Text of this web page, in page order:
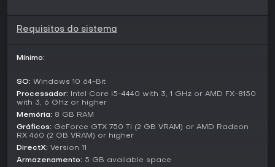
Medieval Crafter: Blacksmith foca em um modo single-player
experiência coesa.
Nesse modo, atividades como quests para heróis e
participação em festivais sazonais oferecem objetivos
variados, mas tudo converge para o progresso central da
ferraria.
Atualizações e Recursos
Requisitos do sistema
Mínimo:
SO: Windows 10 64-Bit
Processador: Intel Core i5-4440 with 3, 1 GHz or AMD FX-8150
with 3, 6 GHz or higher
Memória: 8 GB RAM
Gráficos: GeForce GTX 750 Ti (2 GB VRAM) or AMD Radeon
RX 460 (2 GB VRAM) or higher
DirectX: Version 11
Armazenamento: 5 GB available space